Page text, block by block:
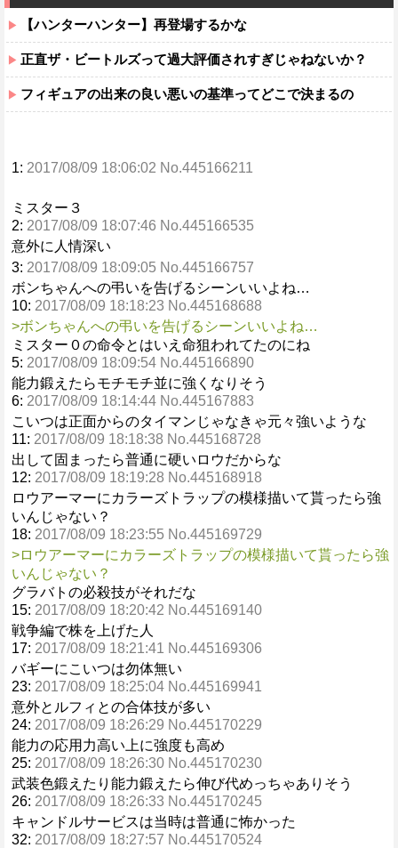
【ハンターハンター】再登場するかな
正直ザ・ビートルズって過大評価されすぎじゃねないか？
フィギュアの出来の良い悪いの基準ってどこで決まるの
1: 2017/08/09 18:06:02 No.445166211
ミスター３
2: 2017/08/09 18:07:46 No.445166535
意外に人情深い
3: 2017/08/09 18:09:05 No.445166757
ボンちゃんへの弔いを告げるシーンいいよね…
10: 2017/08/09 18:18:23 No.445168688
>ボンちゃんへの弔いを告げるシーンいいよね…
ミスター０の命令とはいえ命狙われてたのにね
5: 2017/08/09 18:09:54 No.445166890
能力鍛えたらモチモチ並に強くなりそう
6: 2017/08/09 18:14:44 No.445167883
こいつは正面からのタイマンじゃなきゃ元々強いような
11: 2017/08/09 18:18:38 No.445168728
出して固まったら普通に硬いロウだからな
12: 2017/08/09 18:19:28 No.445168918
ロウアーマーにカラーズトラップの模様描いて貰ったら強
いんじゃない？
18: 2017/08/09 18:23:55 No.445169729
>ロウアーマーにカラーズトラップの模様描いて貰ったら強
いんじゃない？
グラバトの必殺技がそれだな
15: 2017/08/09 18:20:42 No.445169140
戦争編で株を上げた人
17: 2017/08/09 18:21:41 No.445169306
バギーにこいつは勿体無い
23: 2017/08/09 18:25:04 No.445169941
意外とルフィとの合体技が多い
24: 2017/08/09 18:26:29 No.445170229
能力の応用力高い上に強度も高め
25: 2017/08/09 18:26:30 No.445170230
武装色鍛えたり能力鍛えたら伸び代めっちゃありそう
26: 2017/08/09 18:26:33 No.445170245
キャンドルサービスは当時は普通に怖かった
32: 2017/08/09 18:27:57 No.445170524